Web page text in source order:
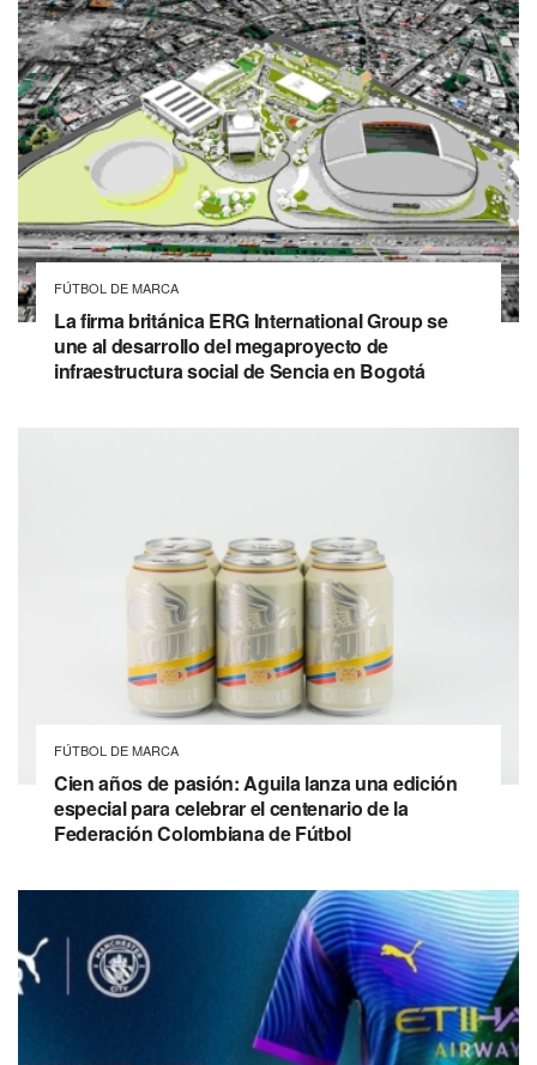
FÚTBOL DE MARCA
La firma británica ERG International Group se
une al desarrollo del megaproyecto de
infraestructura social de Sencia en Bogotá
FÚTBOL DE MARCA
Cien años de pasión: Aguila lanza una edición
especial para celebrar el centenario de la
Federación Colombiana de Fútbol